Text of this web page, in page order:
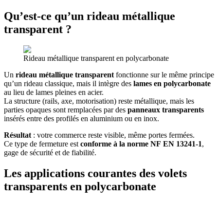
Qu’est-ce qu’un rideau métallique
transparent ?
Rideau métallique transparent en polycarbonate
Un rideau métallique transparentfonctionne sur le même principe
qu’un rideau classique, mais il intègre des lames en polycarbonate
au lieu de lames pleines en acier.
La structure (rails, axe, motorisation) reste métallique, mais les
parties opaques sont remplacées par des panneaux transparents
insérés entre des profilés en aluminium ou en inox.
Résultat: votre commerce reste visible, même portes fermées.
Ce type de fermeture estconforme à la norme NF EN 13241‑1,
gage de sécurité et de fiabilité.
Les applications courantes des volets
transparents en polycarbonate